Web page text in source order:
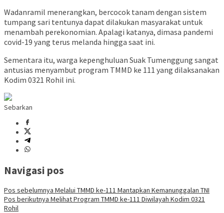
Wadanramil menerangkan, bercocok tanam dengan sistem
tumpang sari tentunya dapat dilakukan masyarakat untuk
menambah perekonomian. Apalagi katanya, dimasa pandemi
covid-19 yang terus melanda hingga saat ini.
Sementara itu, warga kepenghuluan Suak Tumenggung sangat
antusias menyambut program TMMD ke 111 yang dilaksanakan
Kodim 0321 Rohil ini.
Sebarkan
Navigasi pos
Pos sebelumnya Melalui TMMD ke-111 Mantapkan Kemanunggalan TNI
Pos berikutnya Melihat Program TMMD ke-111 Diwilayah Kodim 0321
Rohil